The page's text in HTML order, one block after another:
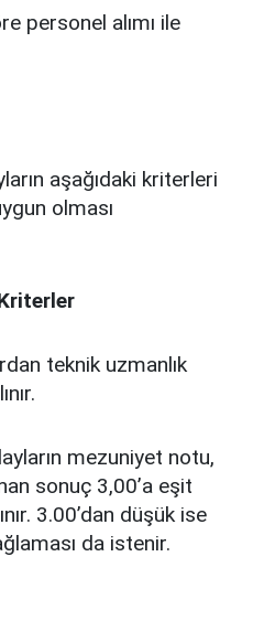
personel alımı ile
aşağıdaki kriterleri
olması
teknik uzmanlık
mezuniyet notu,
sonuç 3,00’a eşit
3.00’dan düşük ise
da istenir.